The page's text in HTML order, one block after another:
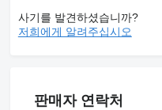
사기를 발견하셨습니까?
저희에게 알려주십시오
판매자 연락처